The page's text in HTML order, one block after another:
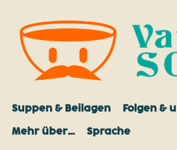
Suppen & Beilagen Folgen &
Mehr über… Sprache